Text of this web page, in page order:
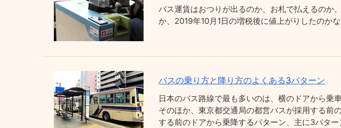
バス運賃はおつりが出るのか、お札で払えるのか
か、2019年10月1日の増税後に値上がりしたのか
バスの乗り方と降り方のよくある3パターン
日本のバス路線で最も多いのは、横のドアから乗
そのほか、東京都交通局の都営バスが採用する前
する前のドアから乗降するパターン、主に3パター